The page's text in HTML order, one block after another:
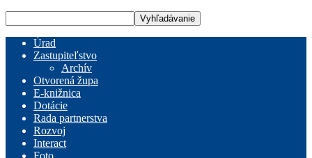
Úrad
Zastupiteľstvo
Archív
Otvorená župa
E-knižnica
Dotácie
Rada partnerstva
Rozvoj
Interact
Foto